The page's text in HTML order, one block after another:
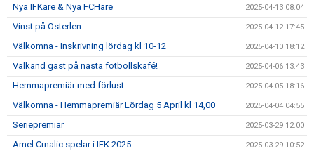
Nya IFKare & Nya FCHare 2025-04-13 08:04
Vinst på Österlen 2025-04-12 17:45
Välkomna - Inskrivning lördag kl 10-12 2025-04-10 18:12
Välkänd gäst på nästa fotbollskafé! 2025-04-06 13:43
Hemmapremiär med förlust 2025-04-05 18:16
Välkomna - Hemmapremiär Lördag 5 April kl 14,00 2025-04-04 04:55
Seriepremiär 2025-03-29 12:00
Amel Crnalic spelar i IFK 2025 2025-03-29 10:52